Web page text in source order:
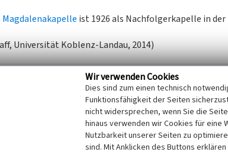
ist 1926 als Nachfolgerkapelle in
Universität Koblenz-Landau, 2014)
Deutsches Wirtschaftsleben im Mittelalter,
Das Kelberger Land - Aus alten Zeiten
Wir verwenden Cookies
Dies sind zum einen technisch
Funktionsfähigkeit der Seiten
nicht widersprechen, wenn Sie die
hinaus verwenden wir Cookies für eine
Nutzbarkeit unserer Seiten zu
sind. Mit Anklicken des Buttons